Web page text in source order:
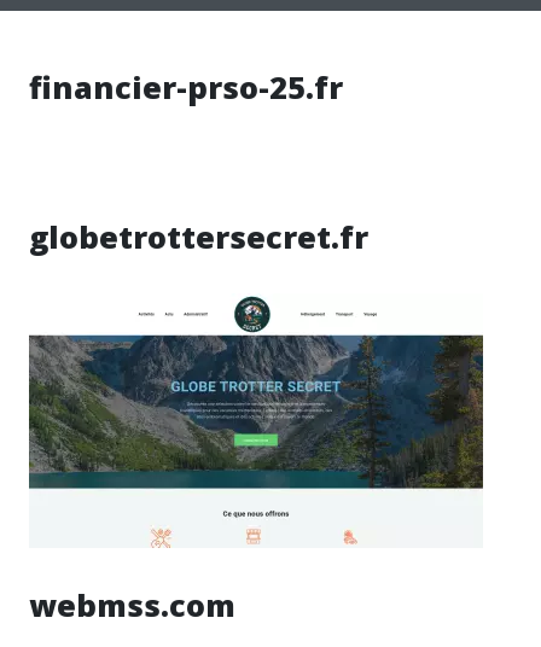
financier-prso-25.fr
globetrottersecret.fr
webmss.com